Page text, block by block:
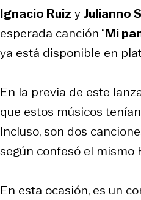
Ignacio Ruiz y Julianno
esperada canción “Mi
ya está disponible en
En la previa de este
que estos músicos
Incluso, son dos
según confesó el mismo
En esta ocasión, es un